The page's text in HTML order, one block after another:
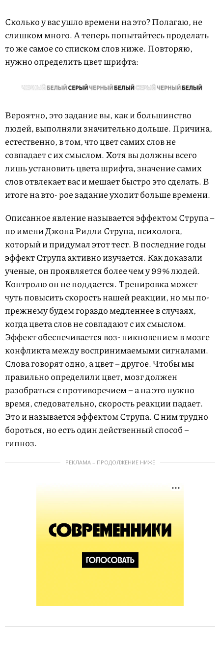
Сколько у вас ушло времени на это? Полагаю, не
слишком много. А теперь попытайтесь проделать
то же самое со списком слов ниже. Повторяю,
нужно определить цвет шрифта:
Вероятно, это задание вы, как и большинство
людей, выполняли значительно дольше. Причина,
естественно, в том, что цвет самих слов не
совпадает с их смыслом. Хотя вы должны всего
лишь установить цвета шрифта, значение самих
слов отвлекает вас и мешает быстро это сделать. В
итоге на вто- рое задание уходит больше времени.
Описанное явление называется эффектом Струпа –
по имени Джона Ридли Струпа, психолога,
который и придумал этот тест. В последние годы
эффект Струпа активно изучается. Как доказали
ученые, он проявляется более чем у 99% людей.
Контролю он не поддается. Тренировка может
чуть повысить скорость нашей реакции, но мы по-
прежнему будем гораздо медленнее в случаях,
когда цвета слов не совпадают с их смыслом.
Эффект обеспечивается воз- никновением в мозге
конфликта между воспринимаемыми сигналами.
Слова говорят одно, а цвет – другое. Чтобы мы
правильно определили цвет, мозг должен
разобраться с противоречием – а на это нужно
время, следовательно, скорость реакции падает.
Это и называется эффектом Струпа. С ним трудно
бороться, но есть один действенный способ –
гипноз.
РЕКЛАМА – ПРОДОЛЖЕНИЕ НИЖЕ